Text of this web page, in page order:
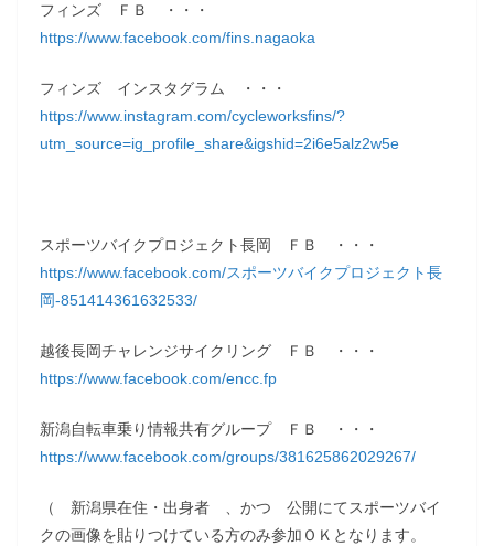
フィンズ ＦＢ ・・・
https://www.facebook.com/fins.nagaoka
フィンズ インスタグラム ・・・
https://www.instagram.com/cycleworksfins/?
utm_source=ig_profile_share&igshid=2i6e5alz2w5e
スポーツバイクプロジェクト長岡 ＦＢ ・・・
https://www.facebook.com/スポーツバイクプロジェクト長
岡-851414361632533/
越後長岡チャレンジサイクリング ＦＢ ・・・
https://www.facebook.com/encc.fp
新潟自転車乗り情報共有グループ ＦＢ ・・・
https://www.facebook.com/groups/381625862029267/
（ 新潟県在住・出身者 、かつ 公開にてスポーツバイ
クの画像を貼りつけている方のみ参加ＯＫとなります。